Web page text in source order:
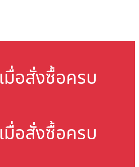
เมื่อสั่งซื้อครบ
เมื่อสั่งซื้อครบ